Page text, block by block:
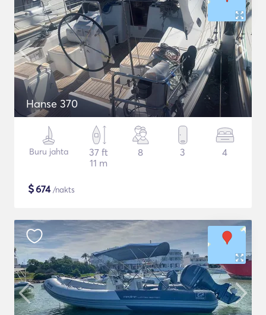
Hanse 370
Buru jahta
37 ft
11 m
8 3 4
$674/nakts